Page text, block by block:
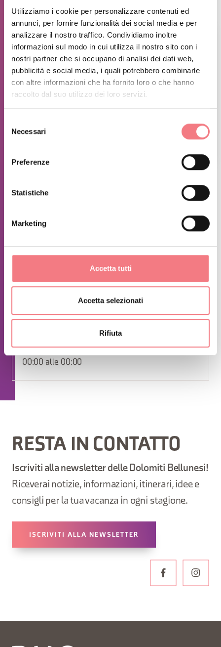
Utilizziamo i cookie per personalizzare contenuti ed
annunci, per fornire funzionalità dei social media e per
analizzare il nostro traffico. Condividiamo inoltre
informazioni sul modo in cui utilizza il nostro sito con i
nostri partner che si occupano di analisi dei dati web,
pubblicità e social media, i quali potrebbero combinarle
con altre informazioni che ha fornito loro o che hanno
raccolto dal suo utilizzo dei loro servizi.
delNecessari
Preferenze
Statistiche
Marketing
Accetta tutti
Accetta selezionati
Rifiuta
maggio e tutti i giorni dal 1° giugno al 20 settembre circa.
speciali e lo stato dei sentieri (specie in presenza di neve)
Pagine Facebook o Instagram.
RICHIEDI INFORMAZIONI
1 giugno - 20 settembre 2026: tutti i giorni dalle
00:00 alle 00:00
RESTA IN CONTATTO
Iscriviti alla newsletter delle Dolomiti Bellunesi!
Riceverai notizie, informazioni, itinerari, idee e
consigli per la tua vacanza in ogni stagione.
ISCRIVITI ALLA NEWSLETTER